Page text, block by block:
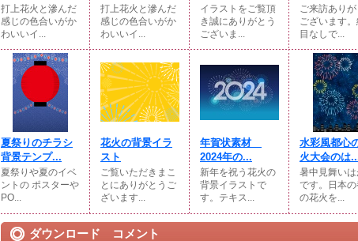
打上花火と滲んだ
感じの色合いがか
わいいイ...
打上花火と滲んだ
感じの色合いがか
わいいイ...
イラストをご覧頂
き誠にありがとう
ございま...
ご来訪ありが
ございます
目なしで...
夏祭りのチラシ
背景テンプ...
夏祭りや夏のイベ
ントの ポスターや
PO...
花火の背景イラ
スト
ご覧いただきまこ
とにありがとうご
ざいます...
年賀状素材
2024年の...
新年を祝う花火の
背景イラストで
す。テキス...
水彩風都心
火大会のは
暑中見舞いは
です。日本
の花火を...
ダウンロード コメント